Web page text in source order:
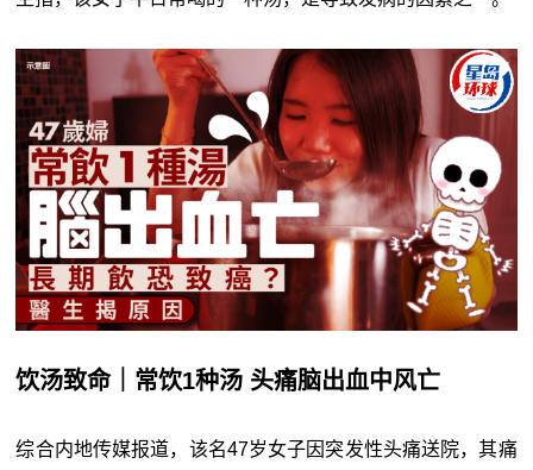
饮汤致命｜常饮1种汤 头痛脑出血中风亡
综合内地传媒报道，该名47岁女子因突发性头痛送院，其痛